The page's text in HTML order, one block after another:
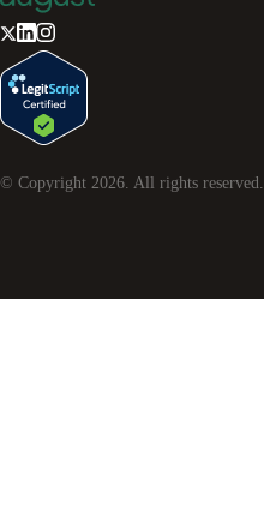
© Copyright 2026. All rights reserved.